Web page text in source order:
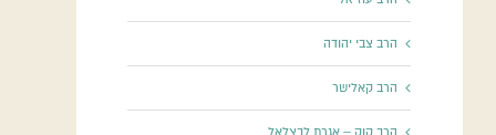
הרב צבי יהודה
הרב קאלישר